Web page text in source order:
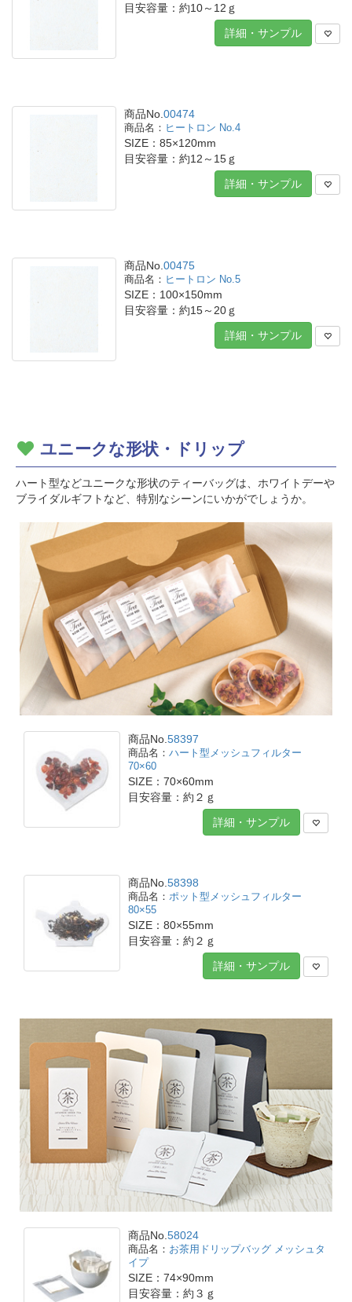
目安容量：約10～12ｇ
詳細・サンプル
商品No. 00474
ヒートロン No.4
SIZE：85×120mm
目安容量：約12～15ｇ
詳細・サンプル
商品No. 00475
ヒートロン No.5
SIZE：100×150mm
目安容量：約15～20ｇ
詳細・サンプル
ユニークな形状・ドリップ
ハート型などユニークな形状のティーバッグは、ホワイトデーや
ブライダルギフトなど、特別なシーンにいかがでしょうか。
商品No.58397
ハート型メッシュフィルター
70×60
SIZE：70×60mm
目安容量：約２ｇ
詳細・サンプル
商品No. 58398
ポット型メッシュフィルター
80×55
SIZE：80×55mm
目安容量：約２ｇ
詳細・サンプル
商品No. 58024
お茶用ドリップバッグ メッシュタ
イプ
SIZE：74×90mm
目安容量：約３ｇ